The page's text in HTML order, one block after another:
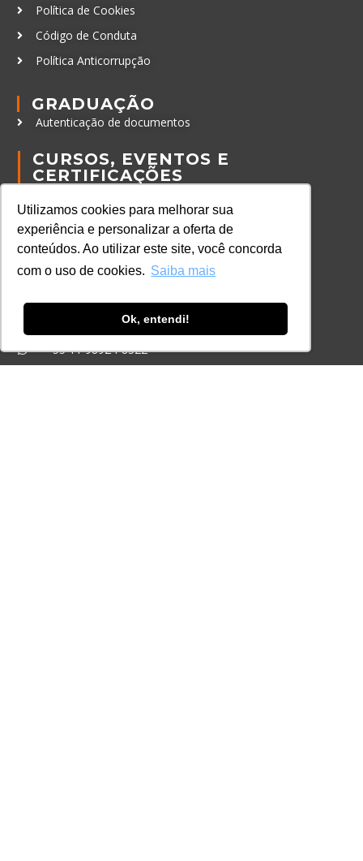
Utilizamos cookies para melhorar sua
experiência e personalizar a oferta de
conteúdos. Ao utilizar este site, você concorda
com o uso de cookies. Saiba mais
Ok, entendi!
Política de Cookies
Código de Conduta
Política Anticorrupção
GRADUAÇÃO
Autenticação de documentos
CURSOS, EVENTOS E
CERTIFICAÇÕES
In Company
Eventos
Certificações
CONTATO
+55 11 3259-2837
+55 11 98924-8322